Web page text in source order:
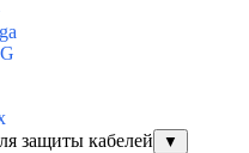
защиты кабелей
▼